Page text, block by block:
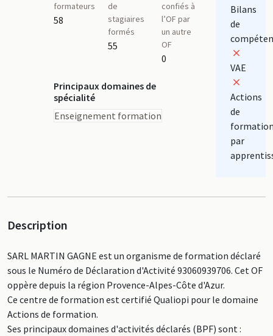
formateurs
58
de
stagiaires
formés
55
confiés à
l’OF par
un autre
OF
0
Principaux domaines de
spécialité
Enseignement formation
Bilans
de
VAE
Actions
de
par
Description
SARL MARTIN GAGNE est un organisme de formation déclaré
sous le Numéro de Déclaration d'Activité 93060939706. Cet OF
oppère depuis la région Provence-Alpes-Côte d'Azur.
Ce centre de formation est certifié Qualiopi pour le domaine
Actions de formation.
Ses principaux domaines d'activités déclarés (BPF) sont :